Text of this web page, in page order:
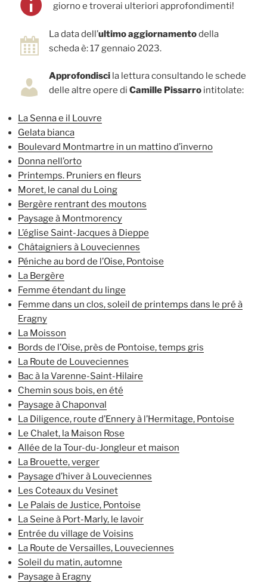
giorno e troverai ulteriori approfondimenti!
La data dell’ultimo aggiornamentodella
scheda è: 17 gennaio 2023.
Approfondisci la lettura consultando le schede
delle altre opere di Camille Pissarro intitolate:
La Senna e il Louvre
Gelata bianca
Boulevard Montmartre in un mattino d’inverno
Donna nell’orto
Printemps. Pruniers en fleurs
Moret, le canal du Loing
Bergère rentrant des moutons
Paysage à Montmorency
L’église Saint-Jacques à Dieppe
Châtaigniers à Louveciennes
Péniche au bord de l’Oise, Pontoise
La Bergère
Femme étendant du linge
Femme dans un clos, soleil de printemps dans le pré à
Eragny
La Moisson
Bords de l’Oise, près de Pontoise, temps gris
La Route de Louveciennes
Bac à la Varenne-Saint-Hilaire
Chemin sous bois, en été
Paysage à Chaponval
La Diligence, route d’Ennery à l’Hermitage, Pontoise
Le Chalet, la Maison Rose
Allée de la Tour-du-Jongleur et maison
La Brouette, verger
Paysage d’hiver à Louveciennes
Les Coteaux du Vesinet
Le Palais de Justice, Pontoise
La Seine à Port-Marly, le lavoir
Entrée du village de Voisins
La Route de Versailles, Louveciennes
Soleil du matin, automne
Paysage à Eragny